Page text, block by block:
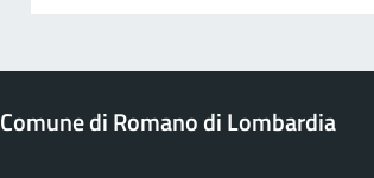
Comune di Romano di Lombardia